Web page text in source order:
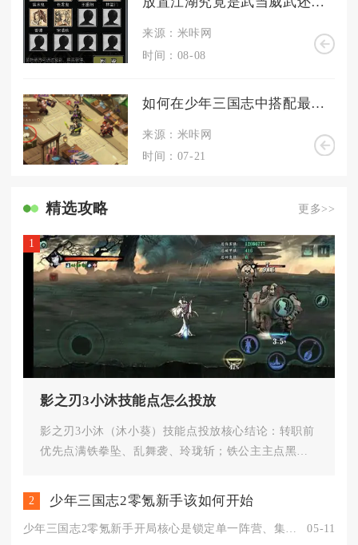
来源：米咔网
时间：08-08
如何在少年三国志中搭配最强阵容
来源：米咔网
时间：07-21
精选攻略 更多>>
1
影之刃3小沐技能点怎么投放
影之刃3小沐（沐小葵）技能点投放核心结论：转职前
优先点满铁拳坠、乱舞袭、玲珑斩；铁公主主点黑铁
2 少年三国志2零氪新手该如何开始
05-11